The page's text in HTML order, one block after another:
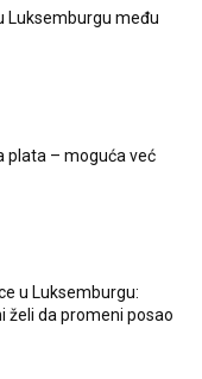
Luksemburgu među
plata – moguća već
u Luksemburgu:
želi da promeni posao